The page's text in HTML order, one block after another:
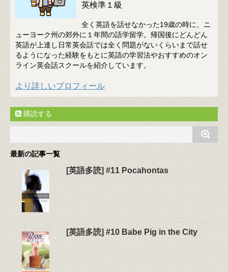
英検準１級
全く英語を話せなかった19歳の時に、ニ
ューヨーク州の郊外に１年間の語学留学。帰国後にどんどん
英語が上達し日常英会話では全く問題がないくらいまで話せ
るようになった経験をもとに英語の学習法やおすすめのオン
ライン英会話スクールを紹介しています。
より詳しいプロフィール
購読する
最新の記事一覧
[英語多読] #11 Pocahontas
[英語多読] #10 Babe Pig in the City